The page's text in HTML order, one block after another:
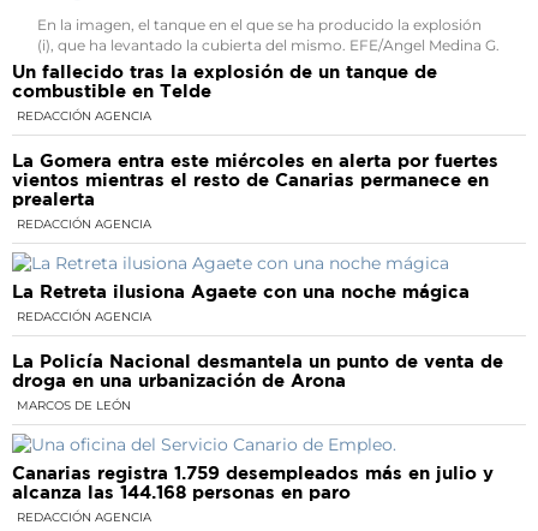
En la imagen, el tanque en el que se ha producido la explosión
(i), que ha levantado la cubierta del mismo. EFE/Angel Medina G.
Un fallecido tras la explosión de un tanque de
combustible en Telde
REDACCIÓN AGENCIA
La Gomera entra este miércoles en alerta por fuertes
vientos mientras el resto de Canarias permanece en
prealerta
REDACCIÓN AGENCIA
La Retreta ilusiona Agaete con una noche mágica
REDACCIÓN AGENCIA
La Policía Nacional desmantela un punto de venta de
droga en una urbanización de Arona
MARCOS DE LEÓN
Canarias registra 1.759 desempleados más en julio y
alcanza las 144.168 personas en paro
REDACCIÓN AGENCIA